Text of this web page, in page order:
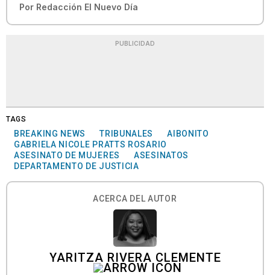
Por Redacción El Nuevo Día
PUBLICIDAD
TAGS
BREAKING NEWS TRIBUNALES
AIBONITO
GABRIELA NICOLE PRATTS ROSARIO
ASESINATO DE MUJERES
ASESINATOS
DEPARTAMENTO DE JUSTICIA
ACERCA DEL AUTOR
YARITZA RIVERA CLEMENTE